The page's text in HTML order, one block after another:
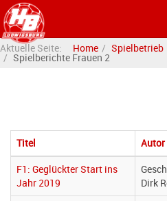
Aktuelle Seite: Home Spielbetrieb
Spielberichte Frauen 2
Titel
Autor
F1: Geglückter Start ins
Jahr 2019
Dirk